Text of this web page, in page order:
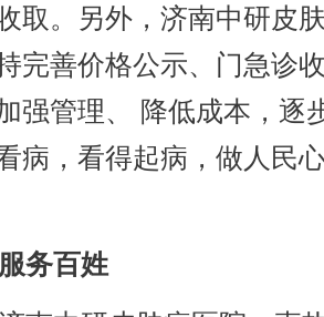
取。另外，济南中研皮
完善价格公示、门急诊
强管理、 降低成本，逐
病，看得起病，做人民
务百姓